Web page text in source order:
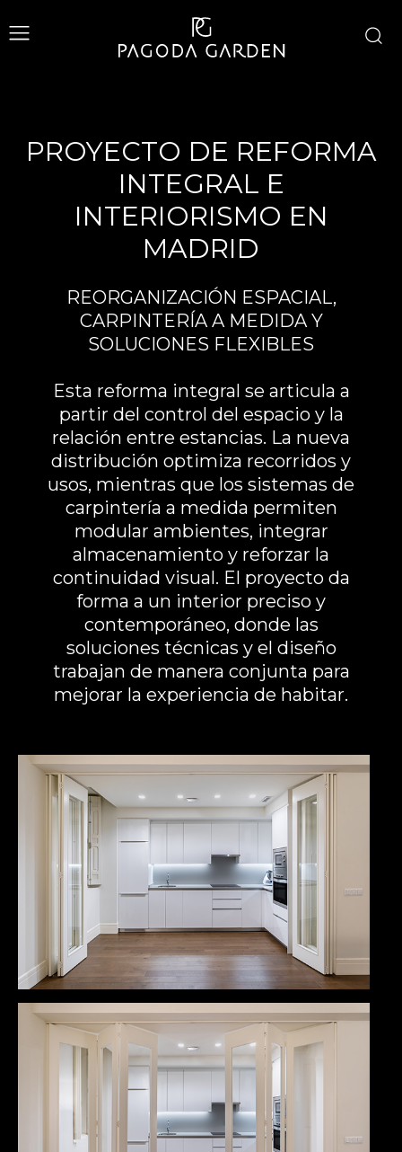
PROYECTO DE REFORMA
INTEGRAL E
INTERIORISMO EN
MADRID
REORGANIZACIÓN ESPACIAL,
CARPINTERÍA A MEDIDA Y
SOLUCIONES FLEXIBLES
Esta reforma integral se articula a
partir del control del espacio y la
relación entre estancias. La nueva
distribución optimiza recorridos y
usos, mientras que los sistemas de
carpintería a medida permiten
modular ambientes, integrar
almacenamiento y reforzar la
continuidad visual. El proyecto da
forma a un interior preciso y
contemporáneo, donde las
soluciones técnicas y el diseño
trabajan de manera conjunta para
mejorar la experiencia de habitar.